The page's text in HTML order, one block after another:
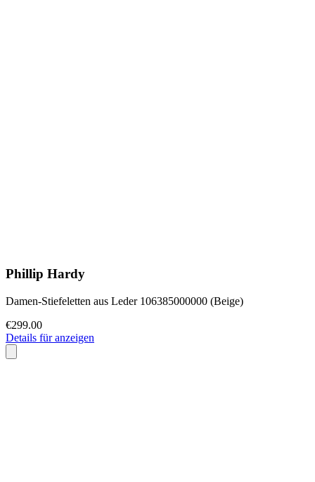
Phillip Hardy
Damen-Stiefeletten aus Leder 106385000000 (Beige)
€299.00
Details für anzeigen